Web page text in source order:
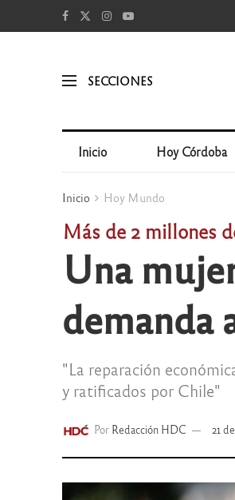
SECCIONES
Inicio Hoy Córdoba
Inicio Hoy Mundo
Más de 2 millones
Una
demanda
"La reparación
y ratificados por Chile"
Por Redacción HDC 21